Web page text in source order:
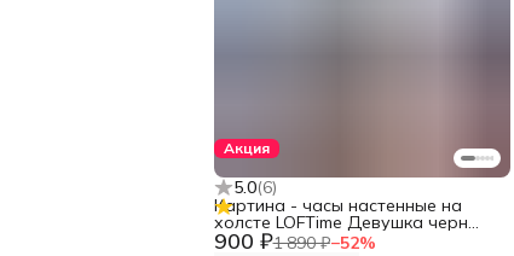
Акция
5.0(6)
900 ₽1 890 ₽−52%
Картина - часы настенные на
холсте LOFTime Девушка черн
зол Ч-656-3555